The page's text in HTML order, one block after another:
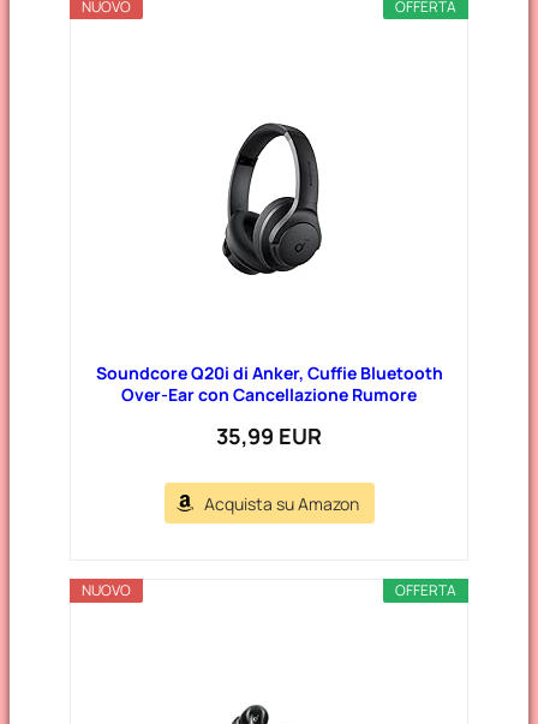
OFFERTA
NUOVO
Soundcore Q20i di Anker, Cuffie Bluetooth
Over-Ear con Cancellazione Rumore
35,99 EUR
Acquista su Amazon
OFFERTA
NUOVO